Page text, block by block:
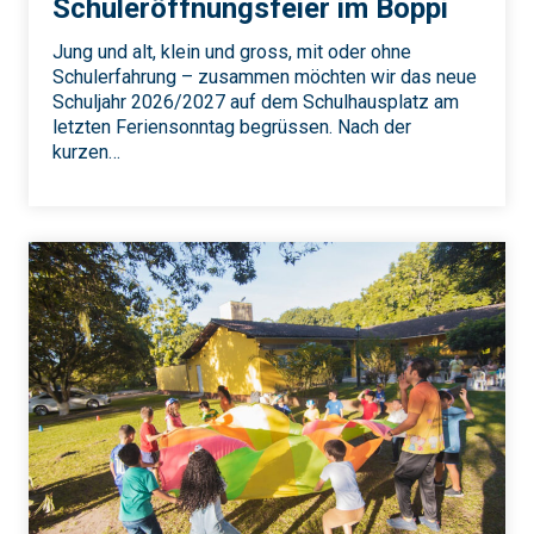
Schuleröffnungsfeier im Boppi
Jung und alt, klein und gross, mit oder ohne
Schulerfahrung – zusammen möchten wir das neue
Schuljahr 2026/2027 auf dem Schulhausplatz am
letzten Feriensonntag begrüssen. Nach der
kurzen…